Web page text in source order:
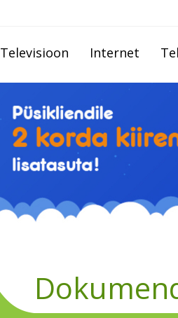
Televisioon Internet